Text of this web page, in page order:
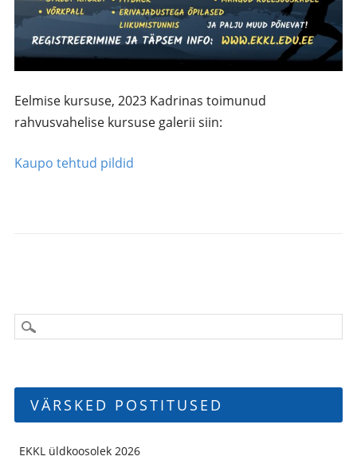
Eelmise kursuse, 2023 Kadrinas toimunud
rahvusvahelise kursuse galerii siin:
Kaupo tehtud pildid
VÄRSKED POSTITUSED
EKKL üldkoosolek 2026